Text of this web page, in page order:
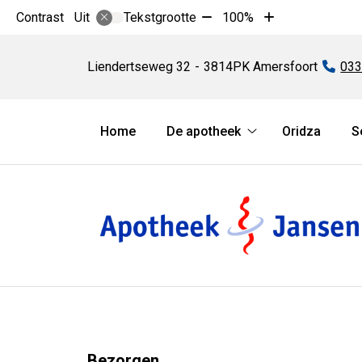
Contrast Uit Tekstgrootte Tekst
10%
100%
Tekst
10%
Liendertseweg 32 3814PK Amersfoort Tel:
Hoofdmenu
Home
De apotheek
apotheek
Oridza